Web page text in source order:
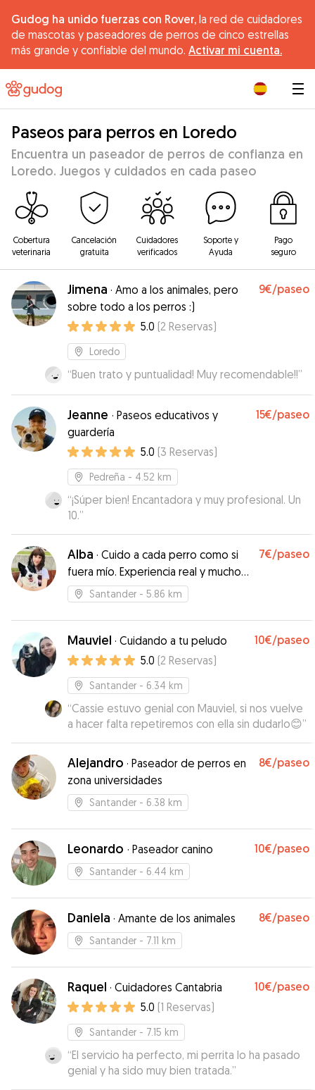
Gudog ha unido fuerzas con Rover, la red de cuidadores
de mascotas y paseadores de perros de cinco estrellas
más grande y confiable del mundo. Activar mi cuenta.
Paseos para perros en Loredo
Encuentra un paseador de perros de confianza en
Loredo. Juegos y cuidados en cada paseo
Cobertura
veterinaria
Cancelación
gratuita
Cuidadores
verificados
Soporte y
Ayuda
Pago
seguro
Jimena · Amo a los animales, pero
sobre todo a los perros :)
9€/paseo
5.0 (2 Reservas)
Loredo
“Buen trato y puntualidad! Muy recomendable!!”
Jeanne · Paseos educativos y
guardería
15€/paseo
5.0 (3 Reservas)
Pedreña - 4.52 km
“¡Súper bien! Encantadora y muy profesional. Un
10.”
Alba · Cuido a cada perro como si
fuera mío. Experiencia real y mucho
cariño
7€/paseo
Santander - 5.86 km
Mauviel · Cuidando a tu peludo 10€/paseo
5.0 (2 Reservas)
Santander - 6.34 km
“Cassie estuvo genial con Mauviel, si nos vuelve
a hacer falta repetiremos con ella sin dudarlo😊”
Alejandro · Paseador de perros en
zona universidades
8€/paseo
Santander - 6.38 km
Leonardo · Paseador canino 10€/paseo
Santander - 6.44 km
Daniela · Amante de los animales 8€/paseo
Santander - 7.11 km
Raquel · Cuidadores Cantabria 10€/paseo
5.0 (1 Reservas)
Santander - 7.15 km
“El servicio ha perfecto, mi perrita lo ha pasado
genial y ha sido muy bien tratada.”